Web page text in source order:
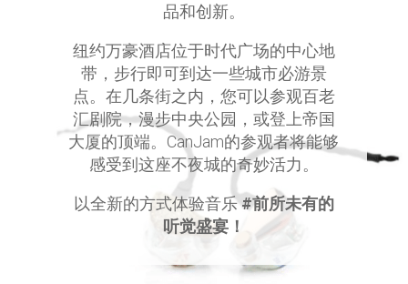
品和创新。
纽约万豪酒店位于时代广场的中心地
带，步行即可到达一些城市必游景
点。在几条街之内，您可以参观百老
汇剧院，漫步中央公园，或登上帝国
大厦的顶端。CanJam的参观者将能够
感受到这座不夜城的奇妙活力。
以全新的方式体验音乐#前所未有的
听觉盛宴！